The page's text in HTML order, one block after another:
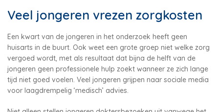
Veel jongeren vrezen zorgkosten
Een kwart van de jongeren in het onderzoek heeft geen
huisarts in de buurt. Ook weet een grote groep niet welke zorg
vergoed wordt, met als resultaat dat bijna de helft van de
jongeren geen professionele hulp zoekt wanneer ze zich lange
tijd niet goed voelen. Veel jongeren grijpen naar sociale media
voor laagdrempelig ‘medisch’ advies.